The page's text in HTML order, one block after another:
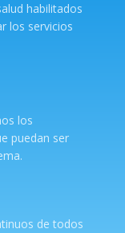
habilitados
los servicios
los
puedan ser
de todos